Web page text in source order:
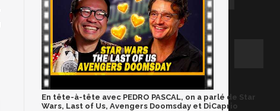
En tête-à-tête avec PEDRO PASCAL, on a parlé de Star
Wars, Last of Us, Avengers Doomsday et DiCaprio